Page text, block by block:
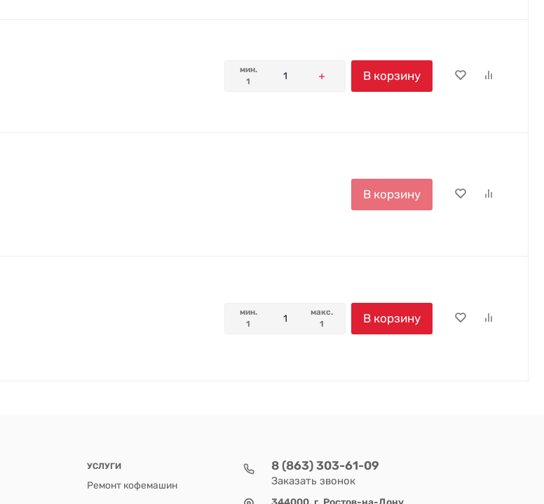
мин.
1
В корзину
В корзину
мин.
1
макс.
1
В корзину
УСЛУГИ
Ремонт кофемашин
8 (863) 303-61-09
Заказать звонок
344000, г. Ростов-на-Дону